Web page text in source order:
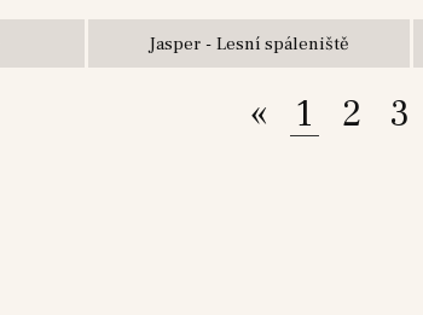
Jasper - Lesní spáleniště
« 1 2 3